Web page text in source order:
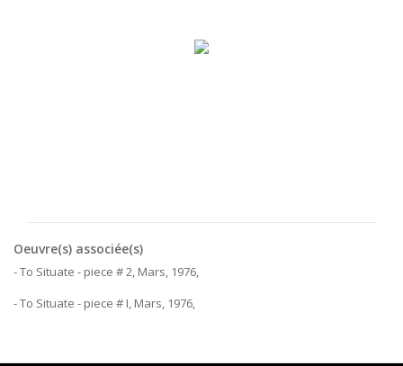
Oeuvre(s) associée(s)
- To Situate - piece # 2, Mars, 1976,
- To Situate - piece # I, Mars, 1976,